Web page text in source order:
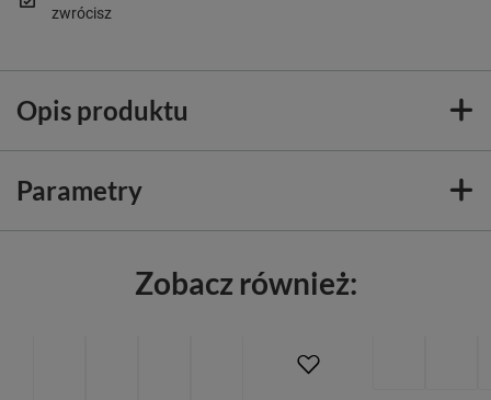
zwrócisz
Opis produktu
Parametry
Zobacz również: